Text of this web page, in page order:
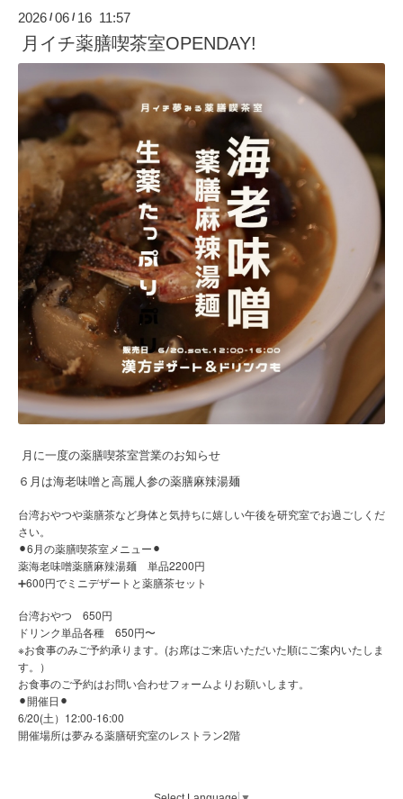
2026 /06 / 16 11:57
月イチ薬膳喫茶室OPENDAY!
月に一度の薬膳喫茶室営業のお知らせ
６月は海老味噌と高麗人参の薬膳麻辣湯麺
台湾おやつや薬膳茶など身体と気持ちに嬉しい午後を研究室でお過ごしくだ
さい。
⚫︎6月の薬膳喫茶室メニュー⚫︎
薬海老味噌薬膳麻辣湯麺 単品2200円
➕600円でミニデザートと薬膳茶セット
台湾おやつ 650円
ドリンク単品各種 650円〜
※お食事のみご予約承ります。(お席はご来店いただいた順にご案内いたしま
す。）
お食事のご予約はお問い合わせフォームよりお願いします。
⚫︎開催日⚫︎
6/20(土） 12:00-16:00
開催場所は夢みる薬膳研究室のレストラン2階